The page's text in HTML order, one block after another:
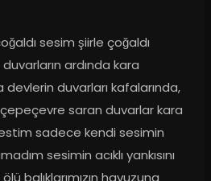
sesim şiirle çoğaldı
ardında kara
devlerin duvarları kafalarında,
çepeçevre saran duvarlar kara
sadece kendi sesimin
sesimin acıklı yankısını